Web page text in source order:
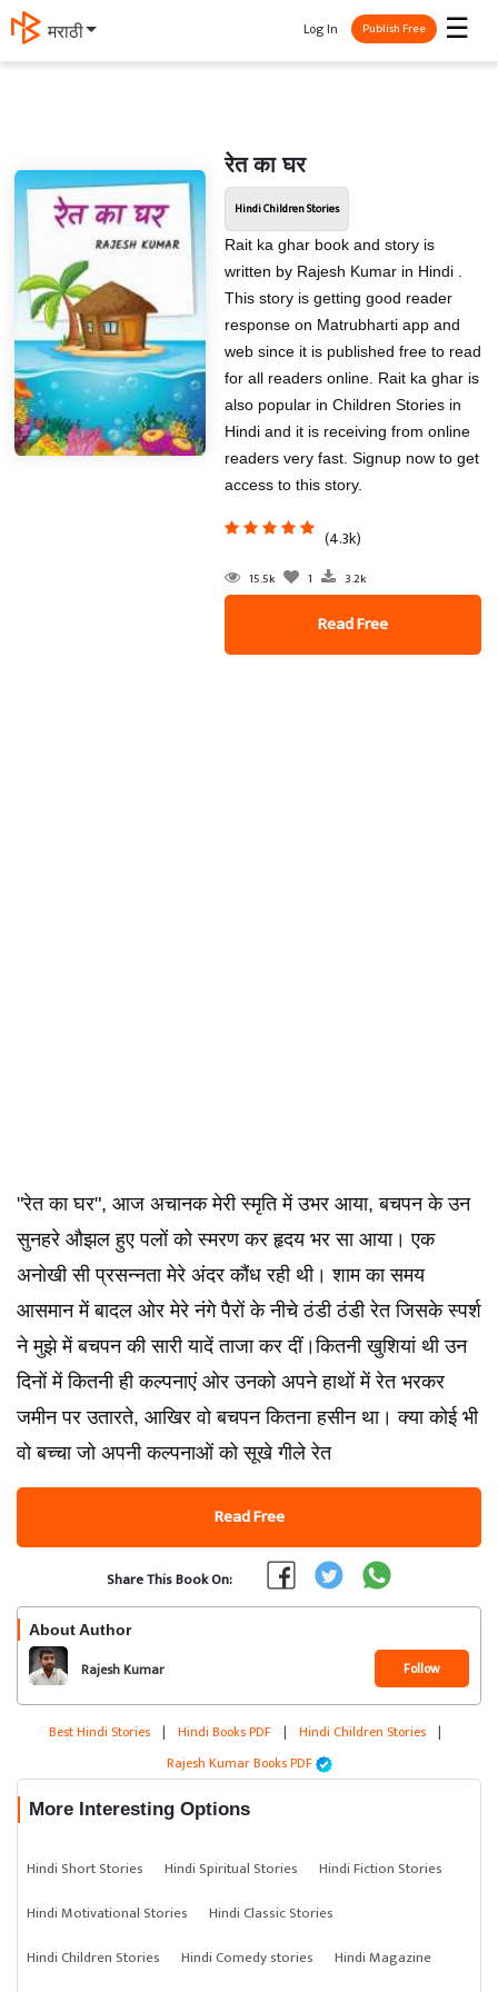
मराठी ☰
Log In Publish Free
रेत का घर
Hindi Children Stories
Rait ka ghar book and story is
written by Rajesh Kumar in Hindi .
This story is getting good reader
response on Matrubharti app and
web since it is published free to read
for all readers online. Rait ka ghar is
also popular in Children Stories in
Hindi and it is receiving from online
readers very fast. Signup now to get
access to this story.
(4.3k)
15.5k 1 3.2k
Read Free
"रेत का घर", आज अचानक मेरी स्मृति में उभर आया, बचपन के उन
सुनहरे औझल हुए पलों को स्मरण कर हृदय भर सा आया। एक
अनोखी सी प्रसन्नता मेरे अंदर कौंध रही थी। शाम का समय
आसमान में बादल ओर मेरे नंगे पैरों के नीचे ठंडी ठंडी रेत जिसके स्पर्श
ने मुझे में बचपन की सारी यादें ताजा कर दीं।कितनी खुशियां थी उन
दिनों में कितनी ही कल्पनाएं ओर उनको अपने हाथों में रेत भरकर
जमीन पर उतारते, आखिर वो बचपन कितना हसीन था। क्या कोई भी
वो बच्चा जो अपनी कल्पनाओं को सूखे गीले रेत
Read Free
Share This Book On:
About Author
Rajesh Kumar Follow
Best Hindi Stories | Hindi Books PDF | Hindi Children Stories |
Rajesh Kumar Books PDF
More Interesting Options
Hindi Short Stories Hindi Spiritual Stories
Hindi Fiction Stories
Hindi Motivational Stories
Hindi Classic Stories
Hindi Children Stories
Hindi Comedy stories
Hindi Magazine